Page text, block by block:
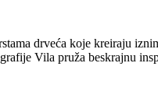
drveća koje kreiraju
Vila pruža beskrajnu